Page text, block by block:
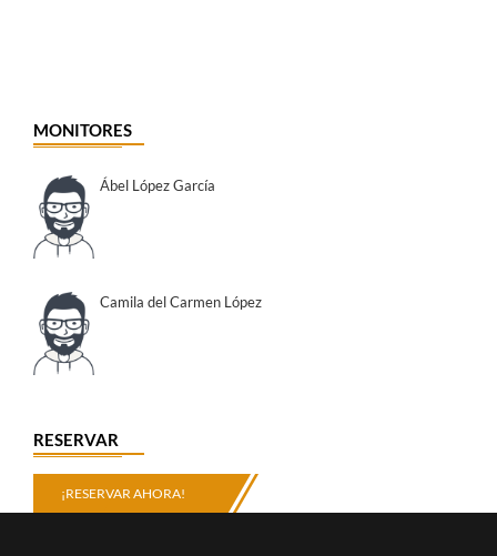
MONITORES
Ábel López García
Camila del Carmen López
RESERVAR
¡RESERVAR AHORA!